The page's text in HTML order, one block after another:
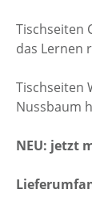
Tischseiten
das Lernen
Tischseiten
Nussbaum
NEU: jetzt